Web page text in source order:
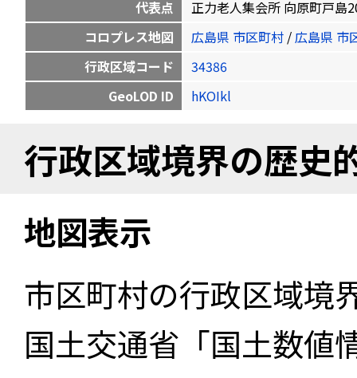
代表点
正力老人集会所 向原町戸島
コロプレス地図
広島県 市区町村 /広島県 市
行政区域コード
34386
GeoLOD ID
hKOIkl
行政区域境界の歴史
地図表示
市区町村の行政区域境
国土交通省「国土数値